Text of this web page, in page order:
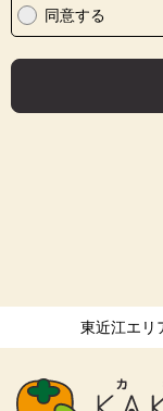
す。
(2) お客さま情報の取
ます。また、取引先等
(5) 保有するお客さま
具体的には、以下の
当社は、不動産につ
等の機会に、当社が
客さまの個人情報（
同意する
東近江エリ